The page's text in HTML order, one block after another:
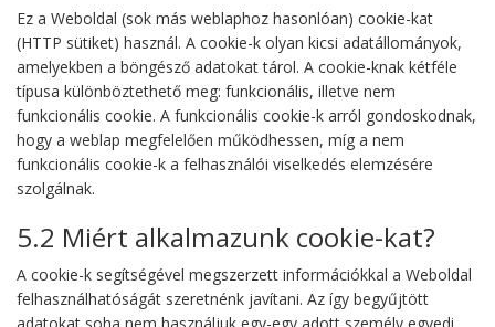
Ez a Weboldal (sok más weblaphoz hasonlóan) cookie-kat
(HTTP sütiket) használ. A cookie-k olyan kicsi adatállományok,
amelyekben a böngésző adatokat tárol. A cookie-knak kétféle
típusa különböztethető meg: funkcionális, illetve nem
funkcionális cookie. A funkcionális cookie-k arról gondoskodnak,
hogy a weblap megfelelően működhessen, míg a nem
funkcionális cookie-k a felhasználói viselkedés elemzésére
szolgálnak.
5.2 Miért alkalmazunk cookie-kat?
A cookie-k segítségével megszerzett információkkal a Weboldal
felhasználhatóságát szeretnénk javítani. Az így begyűjtött